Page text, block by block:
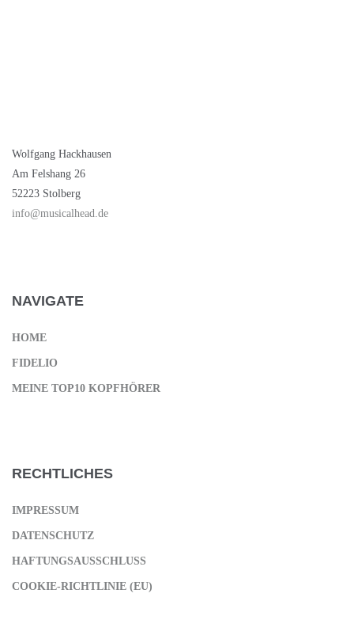
Wolfgang Hackhausen
Am Felshang 26
52223 Stolberg
info@musicalhead.de
NAVIGATE
HOME
FIDELIO
MEINE TOP10 KOPFHÖRER
RECHTLICHES
IMPRESSUM
DATENSCHUTZ
HAFTUNGSAUSSCHLUSS
COOKIE-RICHTLINIE (EU)